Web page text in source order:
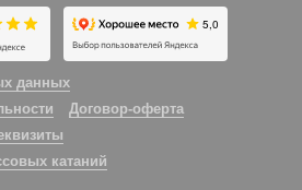
данных
Договор-оферта
катаний